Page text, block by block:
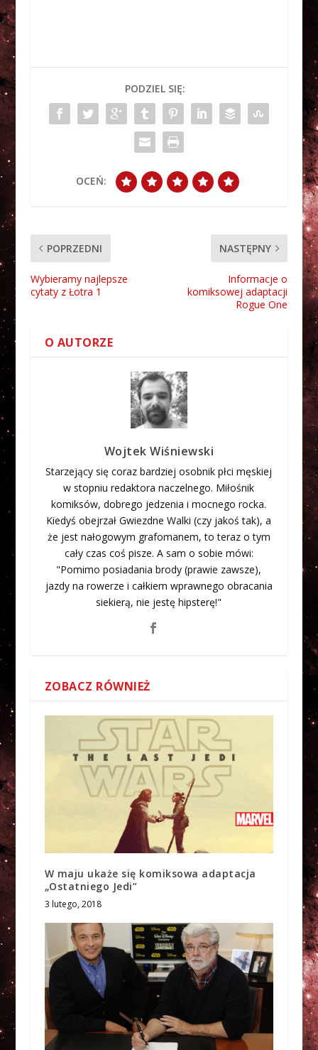
PODZIEL SIĘ:
OCEŃ:
POPRZEDNI
Wybieramy najlepsze
cytaty z Łotra 1
NASTĘPNY
Informacje o
komiksowej adaptacji
Rogue One
O AUTORZE
Wojtek Wiśniewski
Starzejący się coraz bardziej osobnik płci męskiej
w stopniu redaktora naczelnego. Miłośnik
komiksów, dobrego jedzenia i mocnego rocka.
Kiedyś obejrzał Gwiezdne Walki (czy jakoś tak), a
że jest nałogowym grafomanem, to teraz o tym
cały czas coś pisze. A sam o sobie mówi:
"Pomimo posiadania brody (prawie zawsze),
jazdy na rowerze i całkiem wprawnego obracania
siekierą, nie jestę hipsterę!"
ZOBACZ RÓWNIEŻ
W maju ukaże się komiksowa adaptacja
„Ostatniego Jedi”
3 lutego, 2018